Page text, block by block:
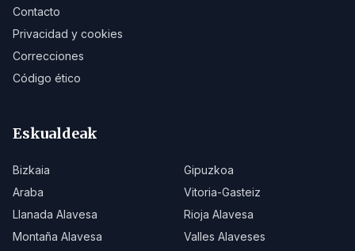
Contacto
Privacidad y cookies
Correcciones
Código ético
Eskualdeak
Bizkaia
Gipuzkoa
Araba
Vitoria-Gasteiz
Llanada Alavesa
Rioja Alavesa
Montaña Alavesa
Valles Alaveses